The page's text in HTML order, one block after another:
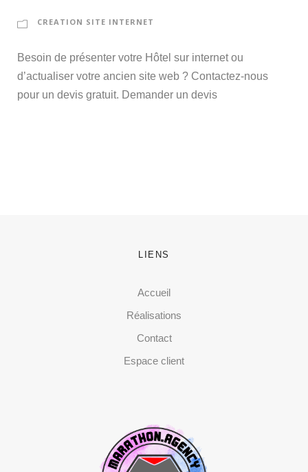
CREATION SITE INTERNET
Besoin de présenter votre Hôtel sur internet ou
d’actualiser votre ancien site web ? Contactez-nous
pour un devis gratuit. Demander un devis
LIENS
Accueil
Réalisations
Contact
Espace client